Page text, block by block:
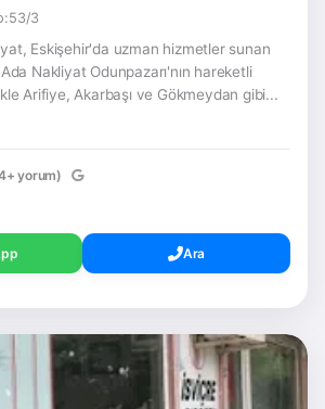
3
Eskişehir'da uzman hizmetler sunan
Nakliyat Odunpazarı'nın hareketli
Arifiye, Akarbaşı ve Gökmeydan gibi...
yorum)
Ara